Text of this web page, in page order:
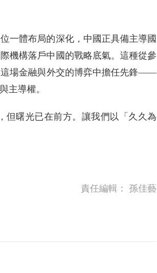
一體布局的深化，中國正具備主導國
機構落戶中國的戰略底氣。這種從參
這場金融與外交的博弈中擔任先鋒——
主導權。
但曙光已在前方。讓我們以「久久為
責任編輯： 孫佳藝